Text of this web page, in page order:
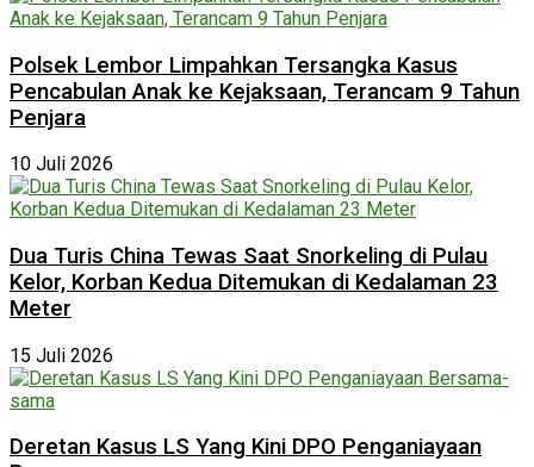
Polsek Lembor Limpahkan Tersangka Kasus
Pencabulan Anak ke Kejaksaan, Terancam 9 Tahun
Penjara
10 Juli 2026
Dua Turis China Tewas Saat Snorkeling di Pulau
Kelor, Korban Kedua Ditemukan di Kedalaman 23
Meter
15 Juli 2026
Deretan Kasus LS Yang Kini DPO Penganiayaan